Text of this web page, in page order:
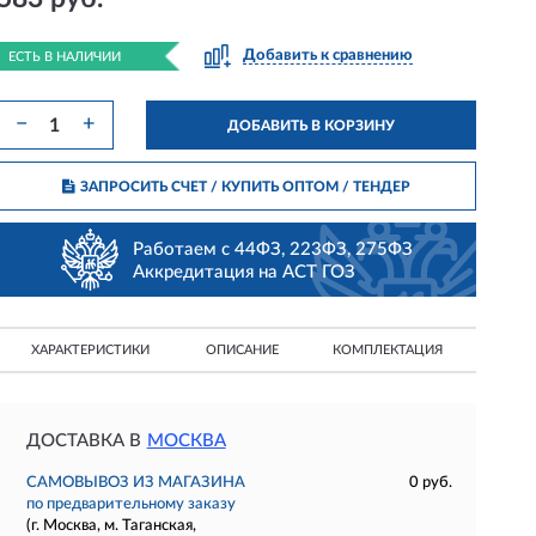
ЕСТЬ В НАЛИЧИИ Добавить к сравнению
− + ДОБАВИТЬ В КОРЗИНУ
ЗАПРОСИТЬ СЧЕТ / КУПИТЬ ОПТОМ/ ТЕНДЕР
Работаем с 44ФЗ, 223ФЗ, 275ФЗ
Аккредитация на АСТ ГОЗ
ХАРАКТЕРИСТИКИ ОПИСАНИЕ КОМПЛЕКТАЦИЯ
ДОСТАВКА В МОСКВА
САМОВЫВОЗ ИЗ МАГАЗИНА
0 руб.
по предварительному заказу
(г. Москва, м. Таганская,